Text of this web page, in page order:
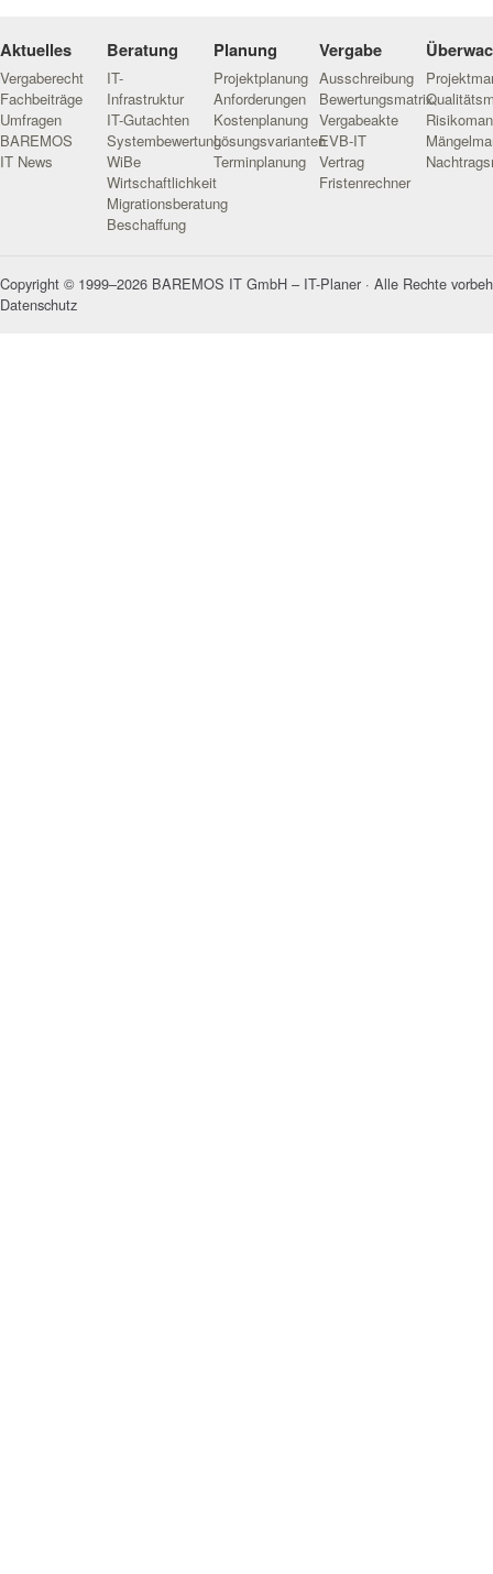
Aktuelles
Vergaberecht
Fachbeiträge
Umfragen
BAREMOS
IT News
Beratung
IT-
Infrastruktur
IT-Gutachten
Systembewertung
WiBe
Wirtschaftlichkeit
Migrationsberatung
Beschaffung
Planung
Projektplanung
Anforderungen
Kostenplanung
Lösungsvarianten
Terminplanung
Vergabe
Ausschreibung
Bewertungsmatrix
Vergabeakte
EVB-IT
Vertrag
Fristenrechner
Copyright © 1999–2026 BAREMOS IT GmbH – IT-Planer · Alle Rechte
Datenschutz